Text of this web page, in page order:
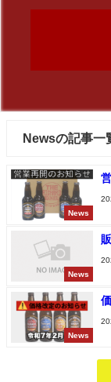
Newsの記事一
News
News
News